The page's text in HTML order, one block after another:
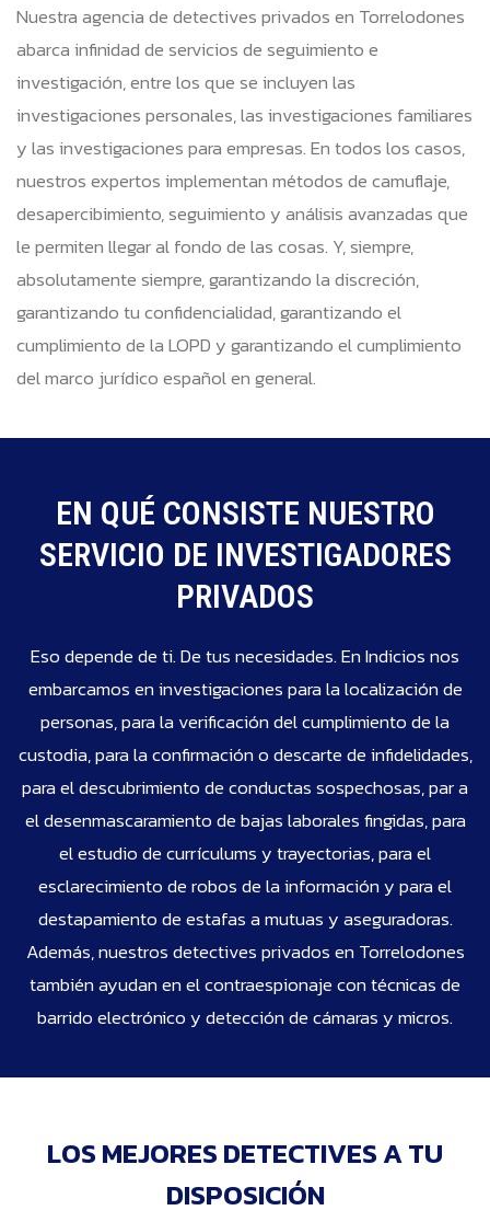
Nuestra agencia de detectives privados en Torrelodones
abarca infinidad de servicios de seguimiento e
investigación, entre los que se incluyen las
investigaciones personales, las investigaciones familiares
y las investigaciones para empresas. En todos los casos,
nuestros expertos implementan métodos de camuflaje,
desapercibimiento, seguimiento y análisis avanzadas que
le permiten llegar al fondo de las cosas. Y, siempre,
absolutamente siempre, garantizando la discreción,
garantizando tu confidencialidad, garantizando el
cumplimiento de la LOPD y garantizando el cumplimiento
del marco jurídico español en general.
EN QUÉ CONSISTE NUESTRO
SERVICIO DE INVESTIGADORES
PRIVADOS
Eso depende de ti. De tus necesidades. En Indicios nos
embarcamos en investigaciones para la localización de
personas, para la verificación del cumplimiento de la
custodia, para la confirmación o descarte de infidelidades,
para el descubrimiento de conductas sospechosas, par a
el desenmascaramiento de bajas laborales fingidas, para
el estudio de currículums y trayectorias, para el
esclarecimiento de robos de la información y para el
destapamiento de estafas a mutuas y aseguradoras.
Además, nuestros detectives privados en Torrelodones
también ayudan en el contraespionaje con técnicas de
barrido electrónico y detección de cámaras y micros.
LOS MEJORES DETECTIVES A TU
DISPOSICIÓN